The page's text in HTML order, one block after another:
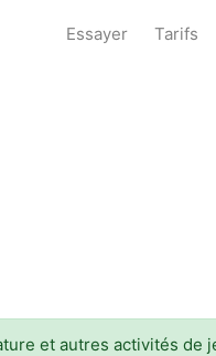
Essayer Tarifs
et autres activités de